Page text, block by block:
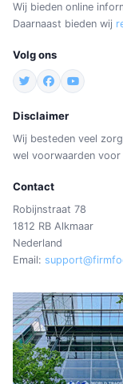
Wij bieden online
Daarnaast bieden wij
Volg ons
Disclaimer
Wij besteden veel
wel voorwaarden
Contact
Robijnstraat 78
1812 RB Alkmaar
Nederland
Email: